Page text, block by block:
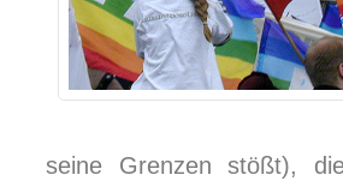
seine Grenzen stößt),